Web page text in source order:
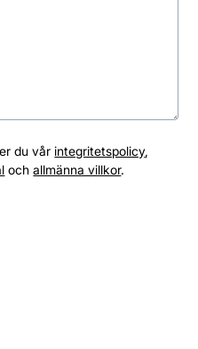
du vår integritetspolicy,
ochallmänna villkor.